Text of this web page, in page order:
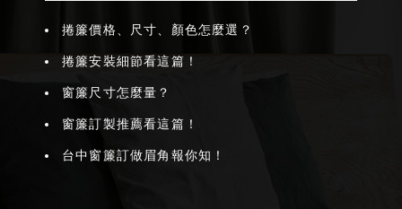
捲簾價格、尺寸、顏色怎麼選？
捲簾安裝細節看這篇！
窗簾尺寸怎麼量？
窗簾訂製推薦看這篇！
台中窗簾訂做眉角報你知！